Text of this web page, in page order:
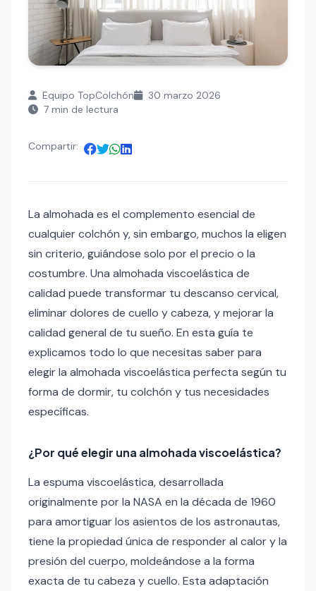
Equipo TopColchón
30 marzo 2026
7 min de lectura
Compartir:
La almohada es el complemento esencial de
cualquier colchón y, sin embargo, muchos la eligen
sin criterio, guiándose solo por el precio o la
costumbre. Una almohada viscoelástica de
calidad puede transformar tu descanso cervical,
eliminar dolores de cuello y cabeza, y mejorar la
calidad general de tu sueño. En esta guía te
explicamos todo lo que necesitas saber para
elegir la almohada viscoelástica perfecta según tu
forma de dormir, tu colchón y tus necesidades
específicas.
¿Por qué elegir una almohada viscoelástica?
La espuma viscoelástica, desarrollada
originalmente por la NASA en la década de 1960
para amortiguar los asientos de los astronautas,
tiene la propiedad única de responder al calor y la
presión del cuerpo, moldeándose a la forma
exacta de tu cabeza y cuello. Esta adaptación